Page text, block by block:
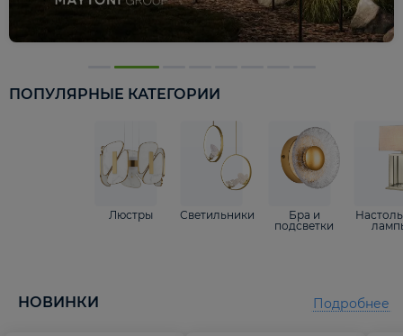
ПОПУЛЯРНЫЕ КАТЕГОРИИ
Люстры Светильники
Бра и
подсветки
НОВИНКИ Подробнее